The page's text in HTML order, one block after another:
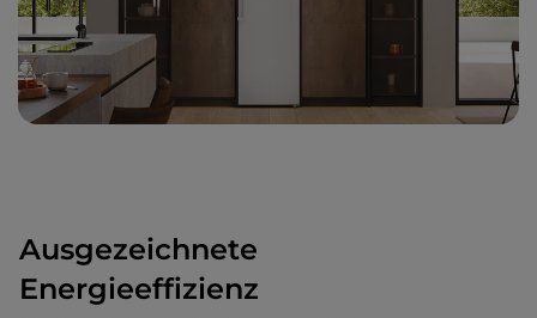
Ausgezeichnete
Energieeffizienz